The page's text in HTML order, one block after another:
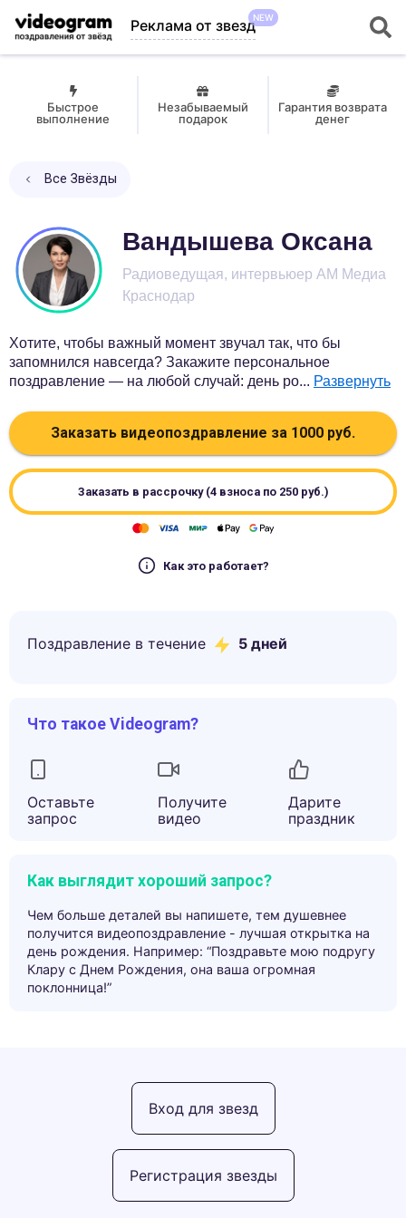
Реклама от звездNEW
Быстрое
выполнение
Незабываемый
подарок
Гарантия возврата
денег
Все Звёзды
Вандышева Оксана
Радиоведущая, интервьюер АМ Медиа
Краснодар
Хотите, чтобы важный момент звучал так, что бы
запомнился навсегда? Закажите персональное
поздравление — на любой случай: день ро... Развернуть
Заказать видеопоздравление за 1000 руб.
Заказать в рассрочку (4 взноса по 250руб.)
Как это работает?
Поздравление в течение 5 дней
Что такое Videogram?
Оставьте
запрос
Получите
видео
Дарите
праздник
Как выглядит хороший запрос?
Чем больше деталей вы напишете, тем душевнее
получится видеопоздравление - лучшая открытка на
день рождения. Например: “Поздравьте мою подругу
Клару с Днем Рождения, она ваша огромная
поклонница!”
Регистрация звезды
Вход для звезд